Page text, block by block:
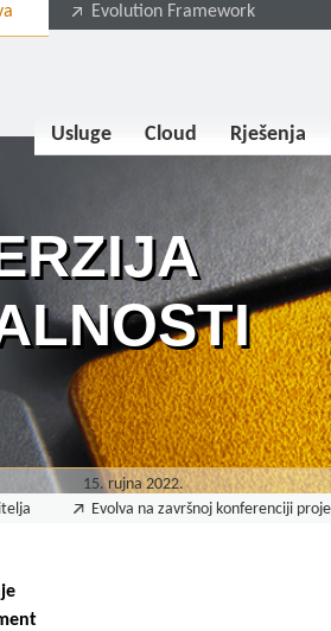
Evolution Framework
Usluge Cloud Rješenja
15. rujna 2022.
Evolva na završnoj konferenciji